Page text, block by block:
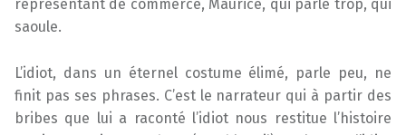
représentant de commerce, Maurice, qui parle trop, qui
saoule.
L’idiot, dans un éternel costume élimé, parle peu, ne
finit pas ses phrases. C’est le narrateur qui à partir des
bribes que lui a raconté l’idiot nous restitue l’histoire